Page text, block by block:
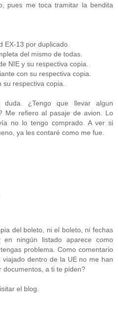
pues me toca tramitar la bendita
EX-13 por duplicado.
del mismo de todas.
NIE y su respectiva copia.
con su respectiva copia.
respectiva copia.
¿Tengo que llevar algun
Me refiero al pasaje de avion. Lo
no lo tengo comprado. A ver si
ya les contaré como me fue.
del boleto, ni el boleto, ni fechas
ningún listado aparece como
problema. Como comentario
dentro de la UE no me han
documentos, a ti te piden?
el blog.